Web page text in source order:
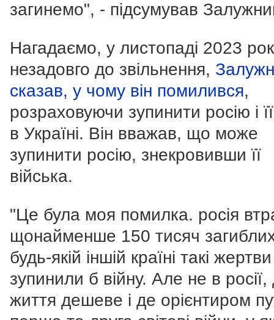
загинемо", - підсумував
Нагадаємо, у листопаді 2023
незадовго до звільнення,
сказав, у чому він помилився,
розраховуючи зупинити росію і
в Україні. Він вважав, що може
зупинити росію, знекровивши її
війська.
"Це була моя помилка. росія
щонайменше 150 тисяч
будь-якій іншій країні такі жертви
зупинили б війну. Але не в росії,
життя дешеве і де орієнтиром